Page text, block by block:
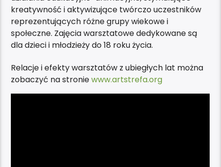
kreatywność i aktywizujące twórczo uczestników
reprezentujących różne grupy wiekowe i
społeczne. Zajęcia warsztatowe dedykowane są
dla dzieci i młodzieży do 18 roku życia.
Relacje i efekty warsztatów z ubiegłych lat można
zobaczyć na stroniewww.artstrefa.org